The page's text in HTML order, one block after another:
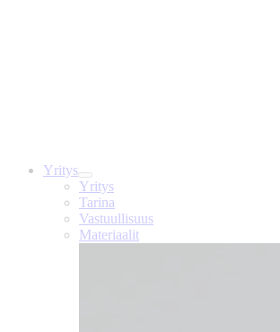
Yritys
Yritys
Tarina
Vastuullisuus
Materiaalit